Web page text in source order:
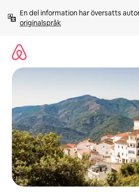
innehåll
En del information har översatts
originalspråk